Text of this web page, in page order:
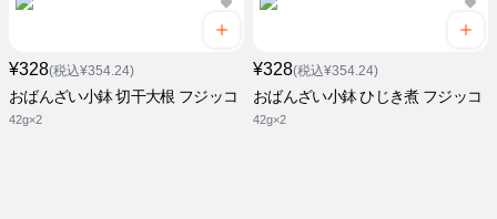
¥328(税込¥354.24)
おばんざい小鉢 切干大根 フジッコ
42g×2
¥328(税込¥354.24)
おばんざい小鉢 ひじき煮 フジッコ
42g×2